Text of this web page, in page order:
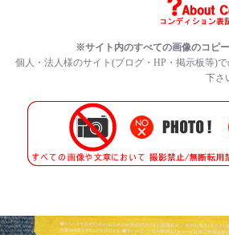
※サイト内のすべての画像のコピ
個人・法人様のサイト(ブログ・HP・掲示板等)
下さ